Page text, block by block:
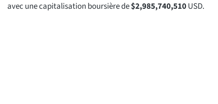
avec une capitalisation boursière de$2,985,740,510USD.